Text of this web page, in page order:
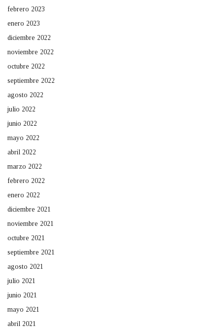
febrero 2023
enero 2023
diciembre 2022
noviembre 2022
octubre 2022
septiembre 2022
agosto 2022
julio 2022
junio 2022
mayo 2022
abril 2022
marzo 2022
febrero 2022
enero 2022
diciembre 2021
noviembre 2021
octubre 2021
septiembre 2021
agosto 2021
julio 2021
junio 2021
mayo 2021
abril 2021